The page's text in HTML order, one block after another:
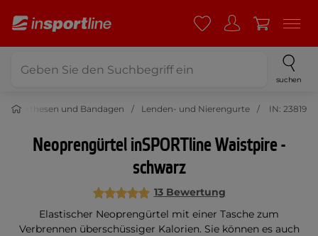
suchen
Orthesen und Bandagen Lenden- und Nierengurte IN: 23819
Neoprengürtel inSPORTline Waistpire -
schwarz
13 Bewertung
Elastischer Neoprengürtel mit einer Tasche zum
Verbrennen überschüssiger Kalorien. Sie können es auch